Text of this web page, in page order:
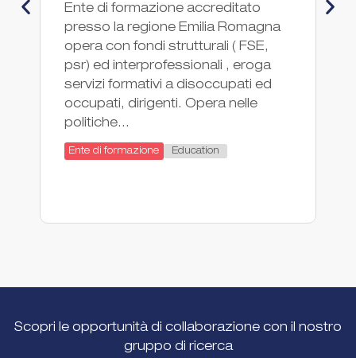
Ente di formazione accreditato
presso la regione Emilia Romagna
opera con fondi strutturali ( FSE,
psr) ed interprofessionali , eroga
servizi formativi a disoccupati ed
occupati, dirigenti. Opera nelle
politiche...
Ente di formazione Education
Scopri le opportunità di collaborazione con il nostro
gruppo di ricerca